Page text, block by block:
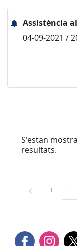
Assistència
04-09-2021 /
S'estan
resultats.
Pàgina
1 ...